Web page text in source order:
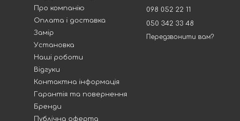
Про компанію
Оплата і доставка
Замір
Установка
Наші роботи
Відгуки
Контактна інформація
Гарантія та повернення
Бренди
Публічна оферта
098 052 22 11
050 342 33 48
Передзвонити вам?